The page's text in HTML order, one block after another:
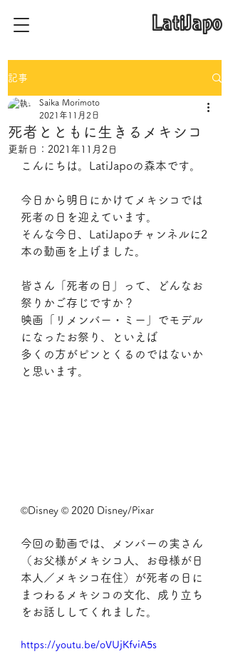
​LatiJapo
記事
死者とともに生きるメキシコ
Saika Morimoto
2021年11月2日
更新日： 2021年11月2日
こんにちは。LatiJapoの森本です。
今日から明日にかけてメキシコでは
死者の日を迎えています。
そんな今日、LatiJapoチャンネルに2
本の動画を上げました。
皆さん「死者の日」って、どんなお
祭りかご存じですか？
映画「リメンバー・ミー」でモデル
になったお祭り、といえば
多くの方がピンとくるのではないか
と思います。
©Disney © 2020 Disney/Pixar
今回の動画では、メンバーの実さん
（お父様がメキシコ人、お母様が日
本人／メキシコ在住）が死者の日に
まつわるメキシコの文化、成り立ち
をお話ししてくれました。
https://youtu.be/oVUjKfviA5s